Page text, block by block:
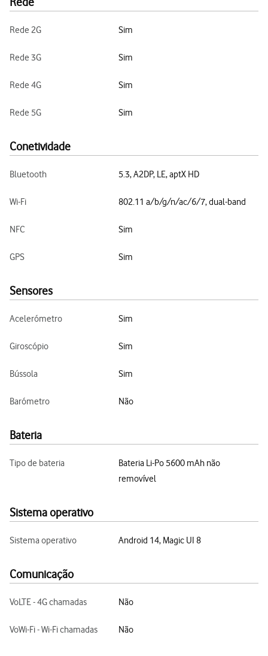
Rede 2G Sim
Rede 3G Sim
Rede 4G Sim
Rede 5G Sim
Conetividade
Bluetooth 5.3, A2DP, LE, aptX HD
Wi-Fi 802.11 a/b/g/n/ac/6/7, dual-band
NFC Sim
GPS Sim
Sensores
Acelerómetro Sim
Giroscópio Sim
Bússola Sim
Barómetro Não
Bateria
Tipo de bateria
Bateria Li-Po 5600 mAh não
removível
Sistema operativo
Sistema operativo Android 14, Magic UI 8
Comunicação
VoLTE - 4G chamadas Não
VoWi-Fi - Wi-Fi chamadas Não